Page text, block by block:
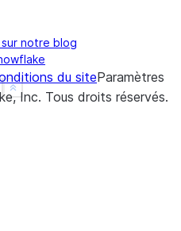
Show less
more
notre blog
du siteParamètres
Inc. Tous droits réservés.